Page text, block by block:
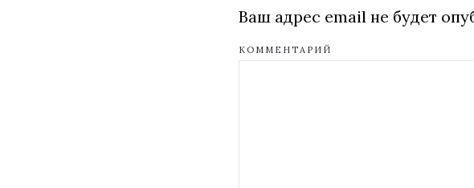
Ваш адрес email не будет
КОММЕНТАРИЙ